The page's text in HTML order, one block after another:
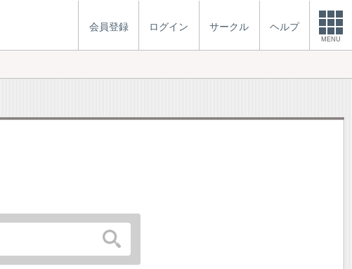
会員登録 ログイン サークル ヘルプ
MENU